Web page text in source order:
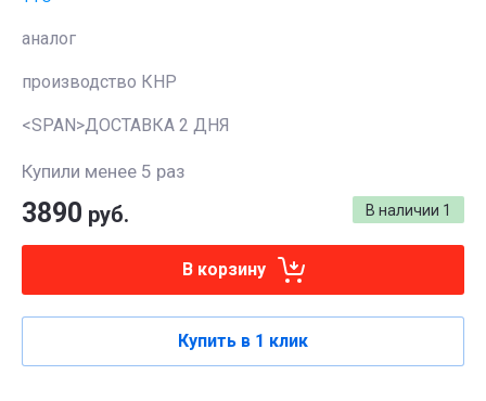
аналог
производство КНР
<SPAN>ДОСТАВКА 2 ДНЯ
Купили менее 5 раз
В наличии 1
3890 руб.
В корзину
Купить в 1 клик